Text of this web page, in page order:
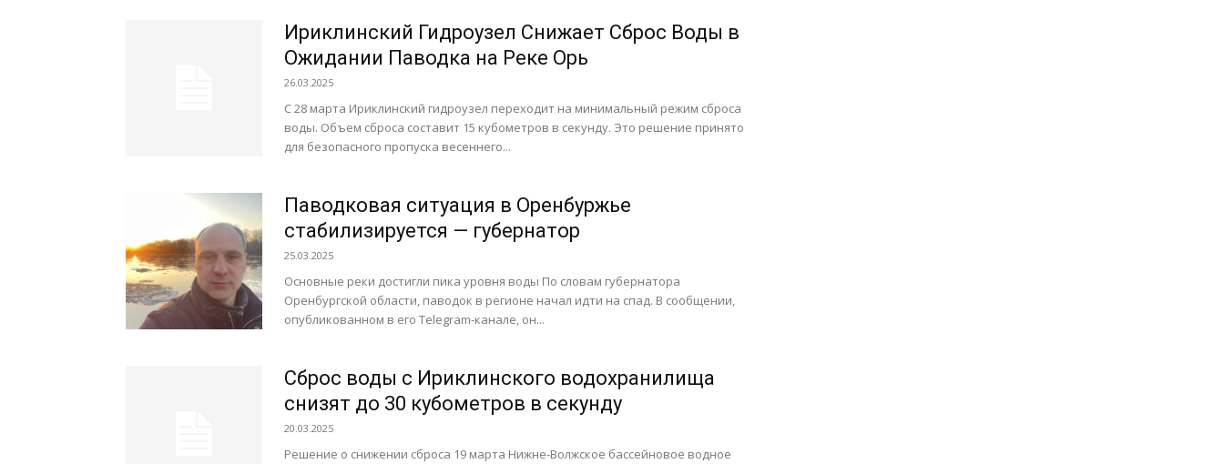
Ириклинский Гидроузел Снижает Сброс Воды в
Ожидании Паводка на Реке Орь
26.03.2025
С 28 марта Ириклинский гидроузел переходит на минимальный режим сброса
воды. Объем сброса составит 15 кубометров в секунду. Это решение принято
для безопасного пропуска весеннего...
Паводковая ситуация в Оренбуржье
стабилизируется — губернатор
25.03.2025
Основные реки достигли пика уровня воды По словам губернатора
Оренбургской области, паводок в регионе начал идти на спад. В сообщении,
опубликованном в его Telegram-канале, он...
Сброс воды с Ириклинского водохранилища
снизят до 30 кубометров в секунду
20.03.2025
Решение о снижении сброса 19 марта Нижне-Волжское бассейновое водное